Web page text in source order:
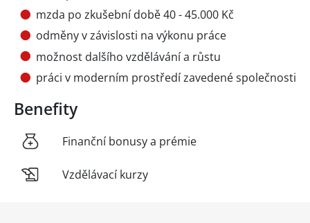
mzda po zkušební době 40 - 45.000 Kč
odměny v závislosti na výkonu práce
možnost dalšího vzdělávání a růstu
práci v moderním prostředí zavedené společnosti
Benefity
Finanční bonusy a prémie
Vzdělávací kurzy